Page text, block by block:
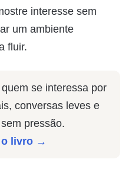
interesse sem
um ambiente
fluir.
se interessa por
conversas leves e
pressão.
o livro →